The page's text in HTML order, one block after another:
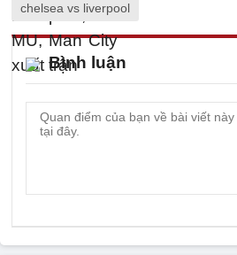
chelsea vs liverpool
Bình luận